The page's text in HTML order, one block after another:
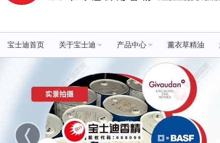
宝士迪首页 关于宝士迪 产品中心 薰衣草精油